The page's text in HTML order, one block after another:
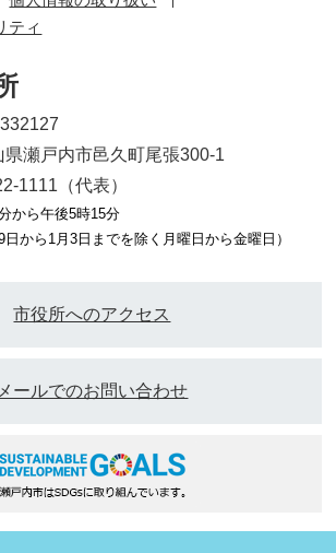
ティ
瀬戸内市邑久町尾張300-1
1111（代表）
から午後5時15分
日から1月3日までを除く月曜日から金曜日）
市役所へのアクセス
メールでのお問い合わせ